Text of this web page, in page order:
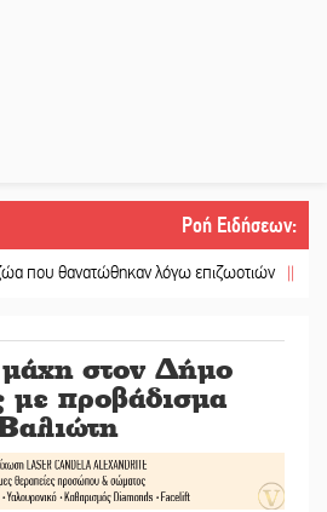
Ροή Ειδήσεων:
λόγω επιζωοτιών || Η ψυχολογία της
στον Δήμο
με προβάδισμα